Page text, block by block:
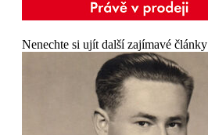
Nenechte si ujít další zajímavé články